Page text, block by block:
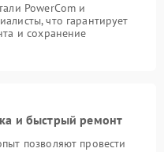
PowerCom и
что гарантирует
и сохранение
и быстрый ремонт
позволяют провести